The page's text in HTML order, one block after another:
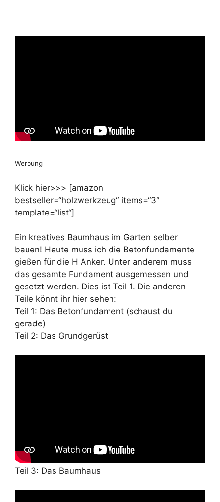
Werbung
Klick hier>>> [amazon
bestseller=“holzwerkzeug“ items=“3″
template=“list“]
Ein kreatives Baumhaus im Garten selber
bauen! Heute muss ich die Betonfundamente
gießen für die H Anker. Unter anderem muss
das gesamte Fundament ausgemessen und
gesetzt werden. Dies ist Teil 1. Die anderen
Teile könnt ihr hier sehen:
Teil 1: Das Betonfundament (schaust du
gerade)
Teil 2: Das Grundgerüst
Teil 3: Das Baumhaus